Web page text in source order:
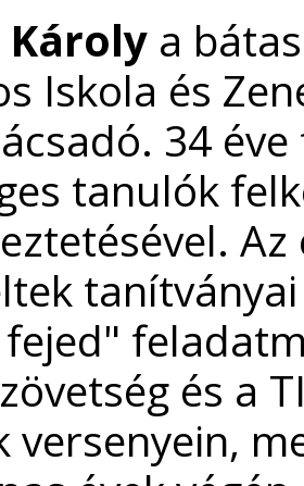
a
Iskola és
34
tanulók
és a
versenyein,